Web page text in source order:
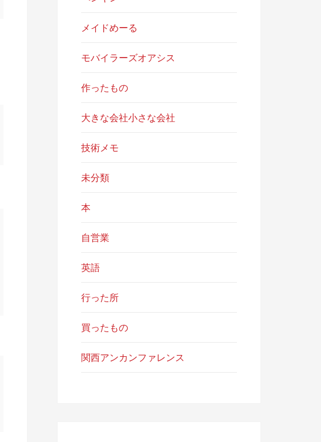
メイドめーる
モバイラーズオアシス
作ったもの
大きな会社小さな会社
技術メモ
未分類
本
自営業
英語
行った所
買ったもの
関西アンカンファレンス